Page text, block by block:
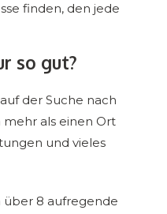
finden, den jede
so gut?
der Suche nach
mehr als einen Ort
und vieles
über 8 aufregende